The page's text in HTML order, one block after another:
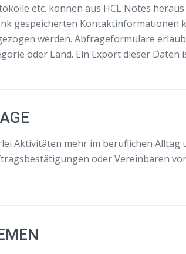
etc. können aus HCL Notes
gespeicherten Kontaktinformationen
werden. Abfrageformulare
oder Land. Ein Export dieser Daten
Aktivitäten mehr im beruflichen Alltag
oder Vereinbaren